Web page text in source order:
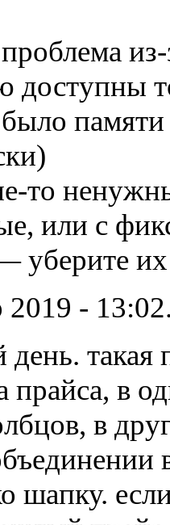
доступны
памяти
то
или с
уберите
-
такая
прайса, в
в
шапку.